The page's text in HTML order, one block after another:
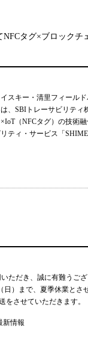
NFCタグ×ブロックチ
イスキー・清里フィール
、SBIトレーサビリテ
（NFCタグ）の技術
ティ・サービス「
いただき、誠に有難う
日）まで、夏季休業と
送をさせていただきま
新情報